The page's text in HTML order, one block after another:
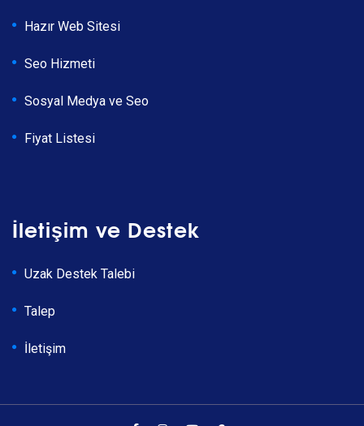
Hazır Web Sitesi
Seo Hizmeti
Sosyal Medya ve Seo
Fiyat Listesi
İletişim ve Destek
Uzak Destek Talebi
Talep
İletişim